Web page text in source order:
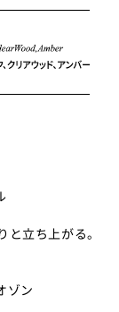
立ち上がる。
ゾン